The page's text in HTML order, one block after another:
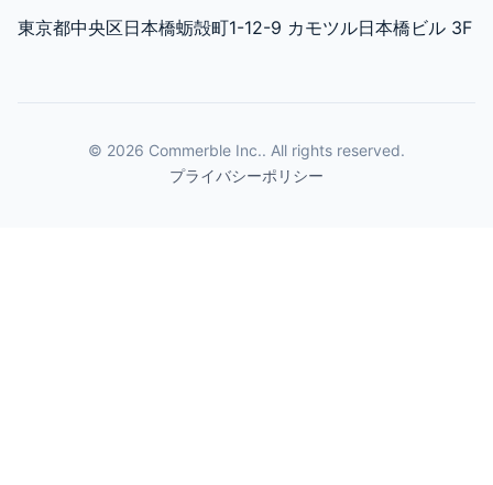
東京都中央区日本橋蛎殻町1-12-9 カモツル日本橋ビル 3F
© 2026 Commerble Inc.. All rights reserved.
プライバシーポリシー